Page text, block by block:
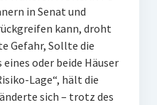
in Senat und
kann, droht
Gefahr, Sollte die
oder beide Häuser
Lage“, hält die
sich – trotz des